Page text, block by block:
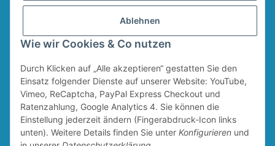
Ablehnen
Wie wir Cookies & Co nutzen
Durch Klicken auf „Alle akzeptieren“ gestatten Sie den
Einsatz folgender Dienste auf unserer Website: YouTube,
Vimeo, ReCaptcha, PayPal Express Checkout und
Ratenzahlung, Google Analytics 4. Sie können die
Einstellung jederzeit ändern (Fingerabdruck-Icon links
unten). Weitere Details finden Sie unter Konfigurieren und
Vertrag widerrufen
* Alle Preise inkl. gesetzlicher USt., zzgl.Versand
Für den Versand von Ruten und Keschern wird ein Sperrgutzuschlag in Höhe
von 4,95 € erhoben. Dieser Zuschlag fällt unabhängig vom Warenwert an.